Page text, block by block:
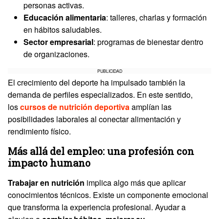
personas activas.
Educación alimentaria: talleres, charlas y formación
en hábitos saludables.
Sector empresarial: programas de bienestar dentro
de organizaciones.
PUBLICIDAD
El crecimiento del deporte ha impulsado también la
demanda de perfiles especializados. En este sentido,
loscursos de nutrición deportivaamplían las
posibilidades laborales al conectar alimentación y
rendimiento físico.
Más allá del empleo: una profesión con
impacto humano
Trabajar en nutrición implica algo más que aplicar
conocimientos técnicos. Existe un componente emocional
que transforma la experiencia profesional. Ayudar a